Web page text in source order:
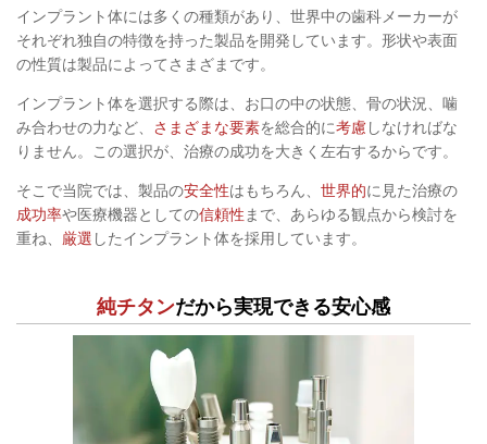
インプラント体には多くの種類があり、世界中の歯科メーカーが
それぞれ独自の特徴を持った製品を開発しています。形状や表面
の性質は製品によってさまざまです。
インプラント体を選択する際は、お口の中の状態、骨の状況、噛
み合わせの力など、 さまざまな要素を総合的に考慮しなければな
りません。この選択が、治療の成功を大きく左右するからです。
そこで当院では、製品の安全性はもちろん、 世界的に見た治療の
成功率や医療機器としての信頼性 まで、あらゆる観点から検討を
重ね、 厳選 したインプラント体を採用しています。
純チタンだから実現できる安心感